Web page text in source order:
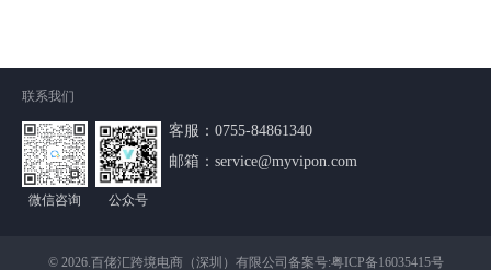
联系我们
微信咨询 公众号
客服：0755-84861340
邮箱：service@myvipon.com
© 2026.百佬汇跨境电商（深圳）有限公司备案号:粤ICP备16035415号